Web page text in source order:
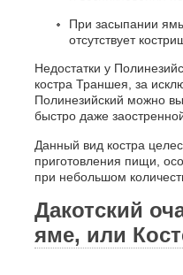
При засыпании
отсутствует
Недостатки у
костра Траншея, за
Полинезийский можно
быстро даже
Данный вид костра
приготовления пищи,
при небольшом
Дакотский
яме, или